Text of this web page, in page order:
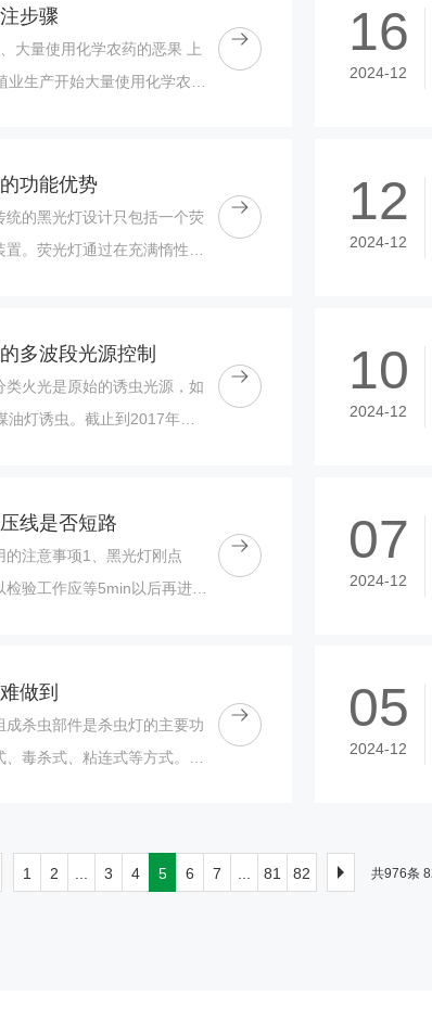
步骤
大量使用化学农药的恶果 上
业生产开始大量使用化学农
16
2024-12
功能优势
统的黑光灯设计只包括一个荧
。荧光灯通过在充满惰性气
12
2024-12
多波段光源控制
火光是原始的诱虫光源，如
油灯诱虫。截止到2017年，
10
2024-12
线是否短路
注意事项1、黑光灯刚点
验工作应等5min以后再进
07
2024-12
做到
杀虫部件是杀虫灯的主要功
毒杀式、粘连式等方式。
05
2024-12
1 2 ... 3 4 5 6 7 ... 81 82 共976条